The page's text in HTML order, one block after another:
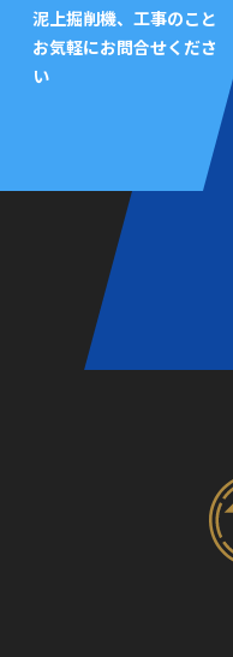
泥上掘削機、工事のこと
お気軽にお問合せくださ
い